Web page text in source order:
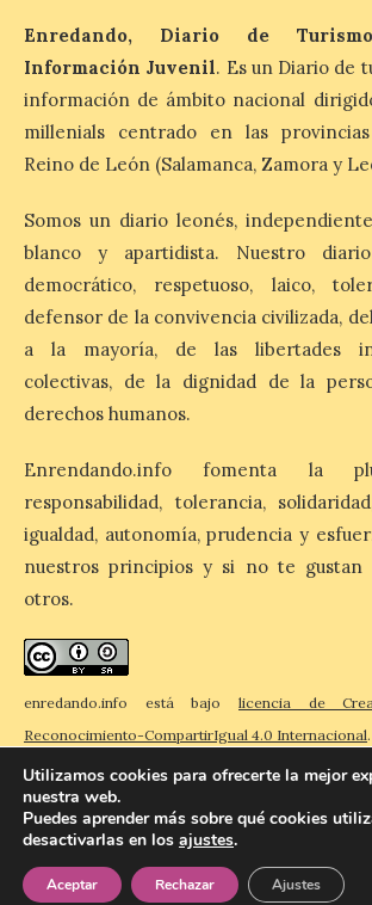
durante la ‘Feria de
minerales, rocas y fósiles de Castilla y
León’, podrá visitarse hasta finales del
mes de noviembre, con […]
fiestas con el pregón a
cargo de Arturo Martínez
Matilla
8 Ago 2026
El Ayuntamiento de La
Bañeza designa a Arturo
Martínez Matilla como
sábado 8 de agosto a las 21,00 horas en el
teatro municipal de La Bañeza. El
comunicador astorgano Arturo Martínez
Matilla, […]
Artesana de Astorga
arranca con una gran
acogida del público
8 Ago 2026
La inauguración contó
con la presencia del
Luis Nieto, que se acercó
hasta la feria acompañado
Enredando, Diario de
Información Juvenil. Es un Diario de
información de ámbito nacional
millenials centrado en las
Reino de León (Salamanca, Zamora y
Somos un diario leonés,
blanco y apartidista. Nuestro
democrático, respetuoso, laico,
defensor de la convivencia civilizada,
a la mayoría, de las libertades
colectivas, de la dignidad de la
derechos humanos.
Enrendando.info fomenta la
responsabilidad, tolerancia,
igualdad, autonomía, prudencia y
nuestros principios y si no te gustan
otros.
enredando.info está bajo licencia de
Reconocimiento-CompartirIgual 4.0 Internacional.
© 2026 Enredando Política de privacidad
Utilizamos cookies para ofrecerte la mejor
nuestra web.
Puedes aprender más sobre qué cookies
desactivarlas en los ajustes.
Aceptar Rechazar Ajustes